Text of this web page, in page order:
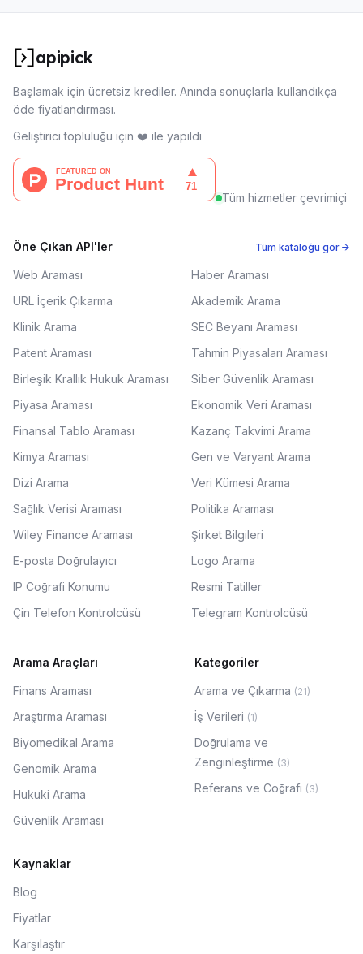
apipick
Başlamak için ücretsiz krediler. Anında sonuçlarla kullandıkça
öde fiyatlandırması.
Geliştirici topluluğu için ❤️ ile yapıldı
Tüm hizmetler çevrimiçi
Öne Çıkan API'ler Tüm kataloğu gör →
Web Araması
Haber Araması
URL İçerik Çıkarma
Akademik Arama
Klinik Arama
SEC Beyanı Araması
Patent Araması
Tahmin Piyasaları Araması
Birleşik Krallık Hukuk Araması
Siber Güvenlik Araması
Piyasa Araması
Ekonomik Veri Araması
Finansal Tablo Araması
Kazanç Takvimi Arama
Kimya Araması
Gen ve Varyant Arama
Dizi Arama
Veri Kümesi Arama
Sağlık Verisi Araması
Politika Araması
Wiley Finance Araması
Şirket Bilgileri
E-posta Doğrulayıcı
Logo Arama
IP Coğrafi Konumu
Resmi Tatiller
Çin Telefon Kontrolcüsü
Telegram Kontrolcüsü
Arama Araçları
Finans Araması
Araştırma Araması
Biyomedikal Arama
Genomik Arama
Hukuki Arama
Güvenlik Araması
Kategoriler
Arama ve Çıkarma (21)
İş Verileri (1)
Doğrulama ve
Zenginleştirme (3)
Referans ve Coğrafi (3)
Kaynaklar
Blog
Fiyatlar
Karşılaştır